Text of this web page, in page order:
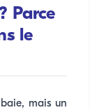
Parce
le
mais un